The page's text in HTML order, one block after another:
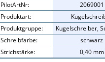
PilotArtNr:
2069001
Produktart:
Produktgruppe:
Kugelschreiber,
Schreibfarbe:
schwarz
Strichstärke:
0,40 mm